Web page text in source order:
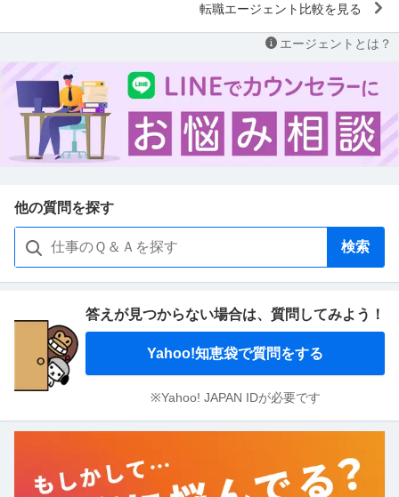
転職エージェント比較を見る
エージェントとは？
他の質問を探す
検索
答えが見つからない場合は、 質問してみよう！
Yahoo!知恵袋で質問をする
※Yahoo! JAPAN IDが必要です